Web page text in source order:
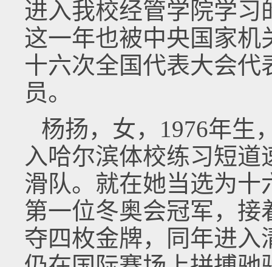
进入我校经管学院学
这一年也被中央国家
十六次全国代表大会
员。
杨扬，女，1976年生
入哈尔滨体校练习短道
滑队。就在她当选为十
第一位冬奥会冠军，
夺四枚金牌，同年进入